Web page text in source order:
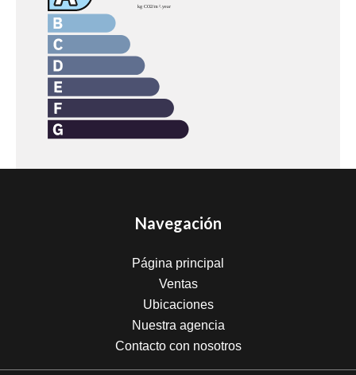
Navegación
Página principal
Ventas
Ubicaciones
Nuestra agencia
Contacto con nosotros